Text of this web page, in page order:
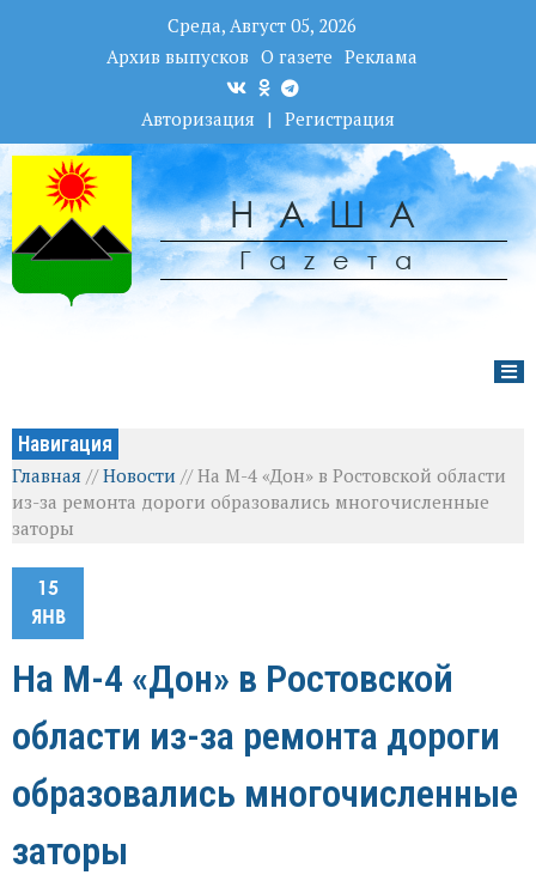
Среда, Август 05, 2026
Архив выпусков О газете Реклама
Авторизация | Регистрация
НАША
Гаzета
Навигация
Главная //Новости //На М-4 «Дон» в Ростовской области
из-за ремонта дороги образовались многочисленные
заторы
15
ЯНВ
На М-4 «Дон» в Ростовской
области из-за ремонта дороги
образовались многочисленные
заторы